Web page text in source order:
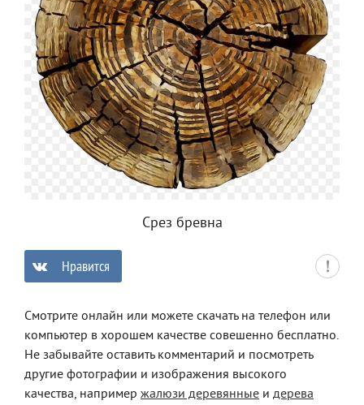
Срез бревна
Нравится
Смотрите онлайн или можете скачать на телефон или
компьютер в хорошем качестве совешенно бесплатно.
Не забывайте оставить комментарий и посмотреть
другие фотографии и изображения высокого
качества, например жалюзи деревянные и дерева